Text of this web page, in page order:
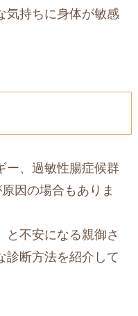
気持ちに身体が敏感
ー、過敏性腸症候群
因の場合もありま
と不安になる親御さ
診断方法を紹介して